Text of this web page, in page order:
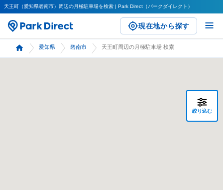
天王町（愛知県碧南市）周辺の月極駐車場を検索 | Park Direct（パークダイレクト）
現在地から探す
愛知県 碧南市 天王町周辺の月極駐車場 検索
絞り込む